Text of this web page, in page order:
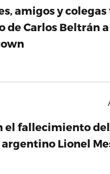
amigos y
de Carlos Beltrán a
el fallecimiento
Lionel